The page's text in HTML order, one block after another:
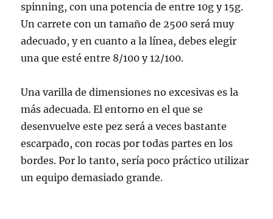
spinning, con una potencia de entre 10g y 15g.
Un carrete con un tamaño de 2500 será muy
adecuado, y en cuanto a la línea, debes elegir
una que esté entre 8/100 y 12/100.
Una varilla de dimensiones no excesivas es la
más adecuada. El entorno en el que se
desenvuelve este pez será a veces bastante
escarpado, con rocas por todas partes en los
bordes. Por lo tanto, sería poco práctico utilizar
un equipo demasiado grande.